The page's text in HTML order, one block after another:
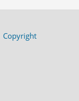
Copyright